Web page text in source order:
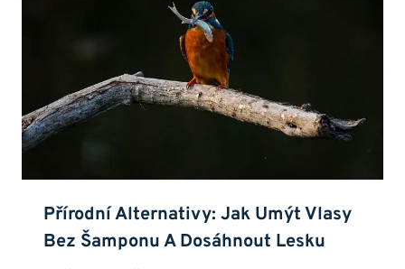
Přírodní Alternativy: Jak Umýt Vlasy
Bez Šamponu A Dosáhnout Lesku